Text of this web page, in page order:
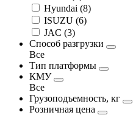
Hyundai (8)
ISUZU (6)
JAC (3)
Способ разгрузки
Все
Тип платформы
КМУ
Все
Грузоподъемность, кг
Розничная цена